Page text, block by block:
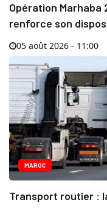
Opération Marhaba
renforce son
05 août 2026 - 11:00
MAROC
Transport routier :